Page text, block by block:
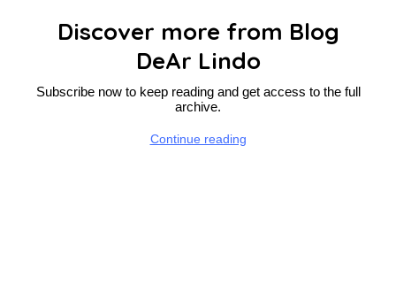
Discover more from Blog
DeAr Lindo
Subscribe now to keep reading and get access to the full
archive.
Continue reading